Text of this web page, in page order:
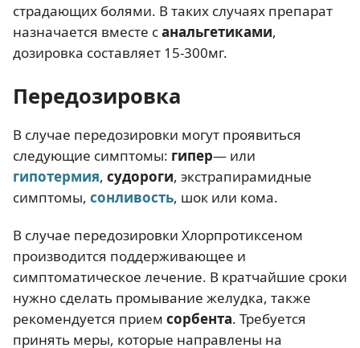
страдающих болями. В таких случаях препарат
назначается вместе санальгетиками,
дозировка составляет 15-300мг.
Передозировка
В случае передозировки могут проявиться
следующие симптомы: гипер— или
гипотермия, судороги, экстрапирамидные
симптомы, сонливость, шок или кома.
В случае передозировки Хлорпротиксеном
производится поддерживающее и
симптоматическое лечение. В кратчайшие сроки
нужно сделать промывание желудка, также
рекомендуется прием сорбента. Требуется
принять меры, которые направлены на